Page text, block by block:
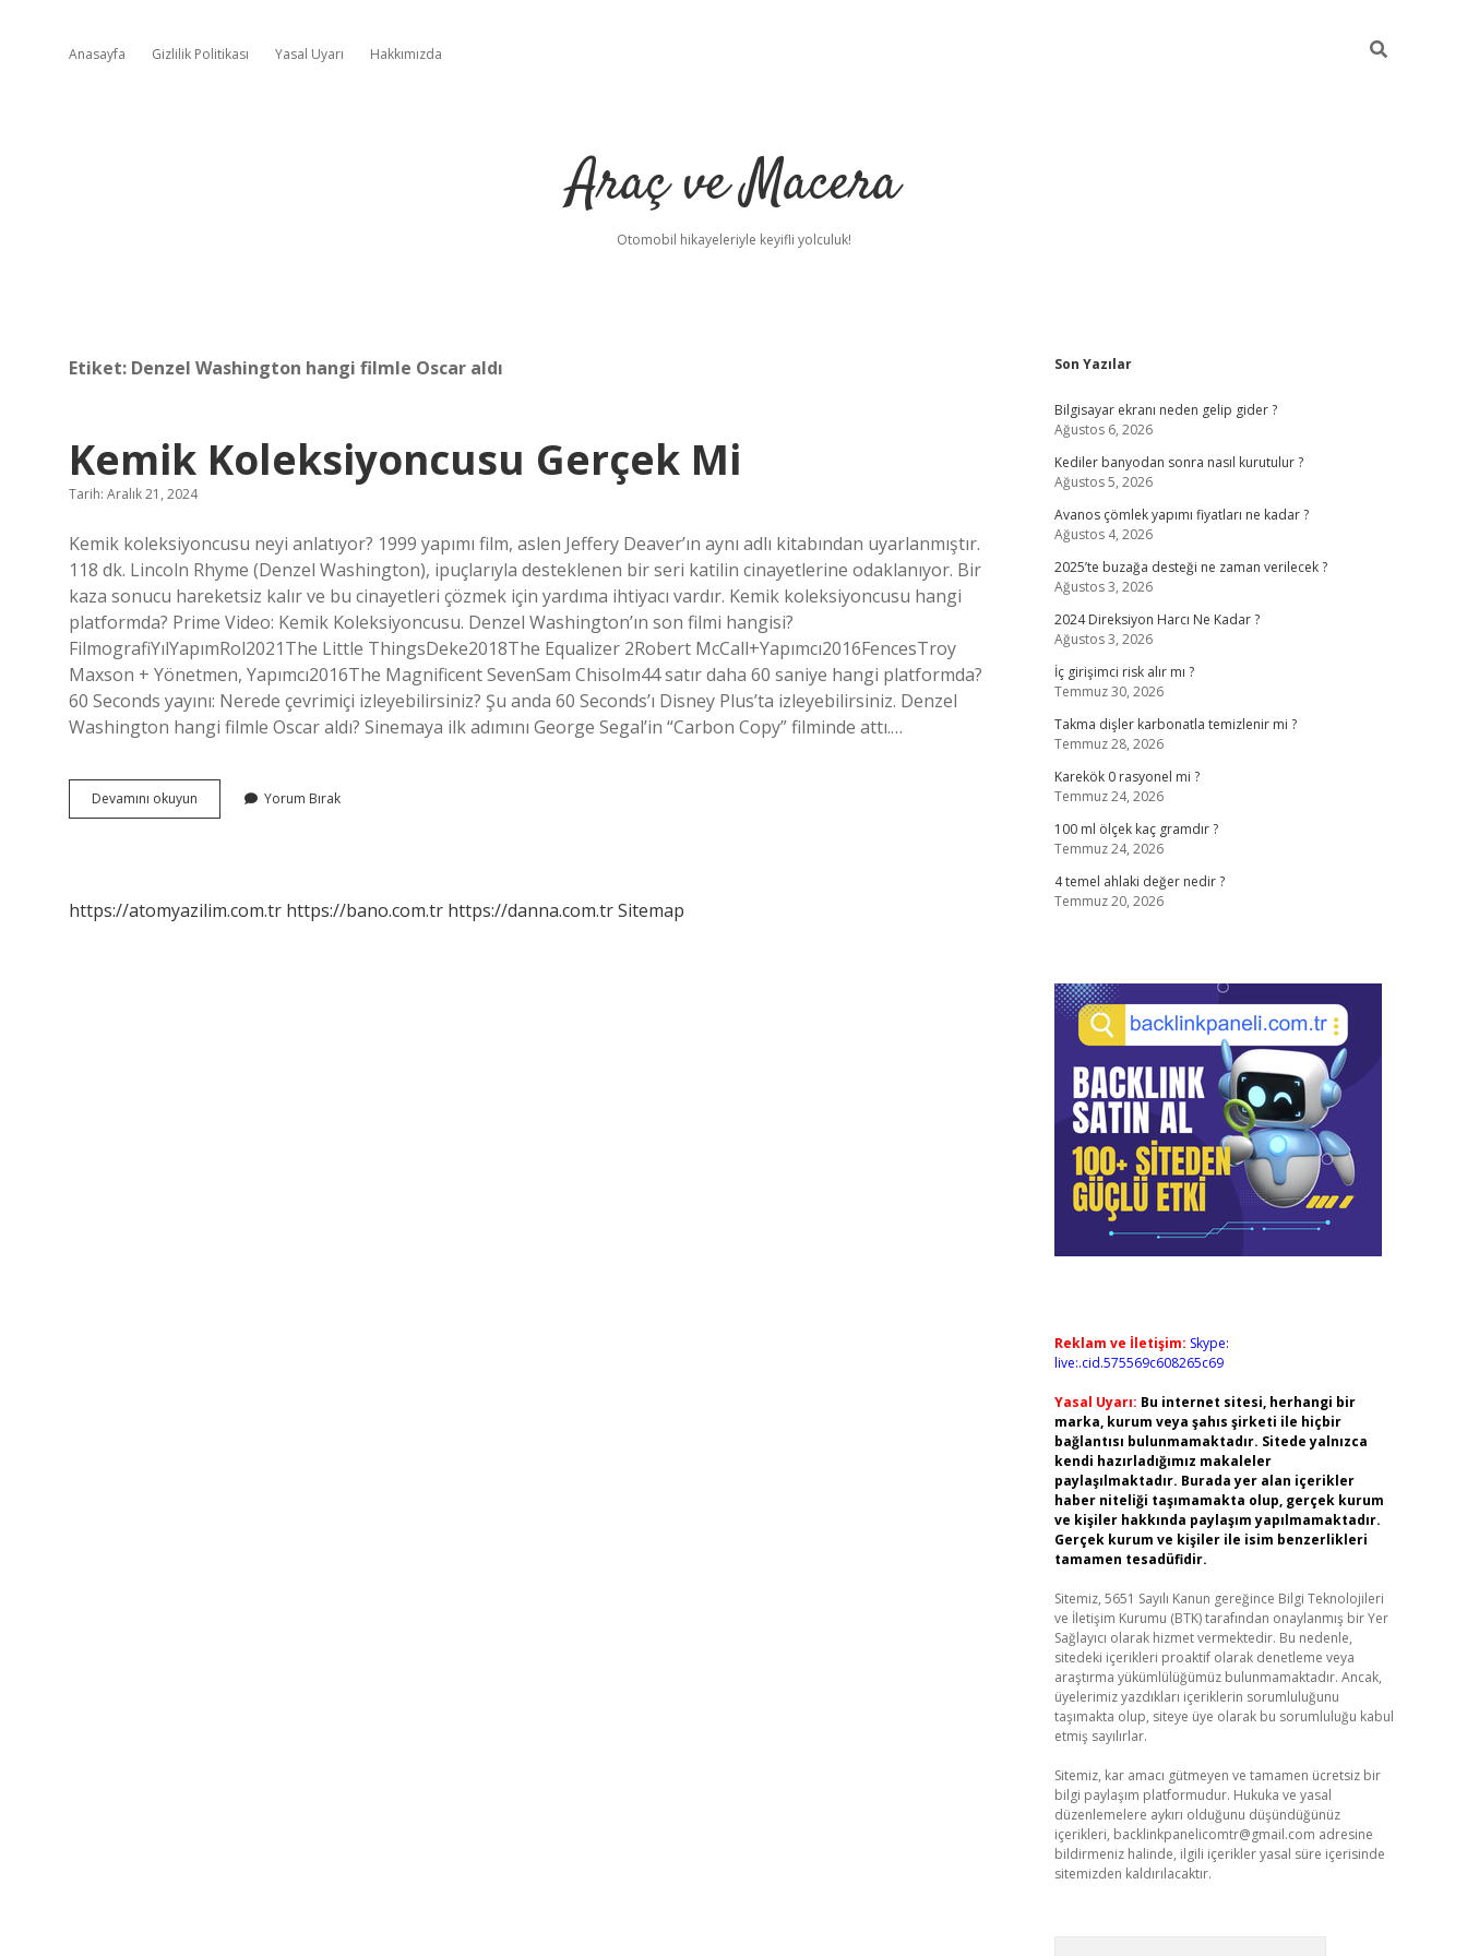
Anasayfa Gizlilik Politikası Yasal Uyarı Hakkımızda
Araç ve Macera
Otomobil hikayeleriyle keyifli yolculuk!
Etiket: Denzel Washington hangi filmle Oscar aldı
Kemik Koleksiyoncusu Gerçek Mi
Tarih: Aralık 21, 2024
Kemik koleksiyoncusu neyi anlatıyor? 1999 yapımı film, aslen Jeffery Deaver’ın aynı adlı kitabından uyarlanmıştır.
118 dk. Lincoln Rhyme (Denzel Washington), ipuçlarıyla desteklenen bir seri katilin cinayetlerine odaklanıyor. Bir
kaza sonucu hareketsiz kalır ve bu cinayetleri çözmek için yardıma ihtiyacı vardır. Kemik koleksiyoncusu hangi
platformda? Prime Video: Kemik Koleksiyoncusu. Denzel Washington’ın son filmi hangisi?
FilmografiYılYapımRol2021The Little ThingsDeke2018The Equalizer 2Robert McCall+Yapımcı2016FencesTroy
Maxson + Yönetmen, Yapımcı2016The Magnificent SevenSam Chisolm44 satır daha 60 saniye hangi platformda?
60 Seconds yayını: Nerede çevrimiçi izleyebilirsiniz? Şu anda 60 Seconds’ı Disney Plus’ta izleyebilirsiniz. Denzel
Washington hangi filmle Oscar aldı? Sinemaya ilk adımını George Segal’in “Carbon Copy” filminde attı.…
Devamını okuyun
Koleksiyoncusu
Yorum Bırak
https://atomyazilim.com.tr https://bano.com.tr https://danna.com.trSitemap
Sidebar
Son Yazılar
Bilgisayar ekranı neden gelip gider ?
Ağustos 6, 2026
Kediler banyodan sonra nasıl kurutulur ?
Ağustos 5, 2026
Avanos çömlek yapımı fiyatları ne kadar ?
Ağustos 4, 2026
2025’te buzağa desteği ne zaman verilecek ?
Ağustos 3, 2026
2024 Direksiyon Harcı Ne Kadar ?
Ağustos 3, 2026
İç girişimci risk alır mı ?
Temmuz 30, 2026
Takma dişler karbonatla temizlenir mi ?
Temmuz 28, 2026
Karekök 0 rasyonel mi ?
Temmuz 24, 2026
100 ml ölçek kaç gramdır ?
Temmuz 24, 2026
4 temel ahlaki değer nedir ?
Temmuz 20, 2026
Reklam ve İletişim: Skype:
live:.cid.575569c608265c69
Yasal Uyarı: Bu internet sitesi, herhangi bir
marka, kurum veya şahıs şirketi ile hiçbir
bağlantısı bulunmamaktadır. Sitede yalnızca
kendi hazırladığımız makaleler
paylaşılmaktadır. Burada yer alan içerikler
haber niteliği taşımamakta olup, gerçek kurum
ve kişiler hakkında paylaşım yapılmamaktadır.
Gerçek kurum ve kişiler ile isim benzerlikleri
tamamen tesadüfidir.
Sitemiz, 5651 Sayılı Kanun gereğince Bilgi Teknolojileri
ve İletişim Kurumu (BTK) tarafından onaylanmış bir Yer
Sağlayıcı olarak hizmet vermektedir. Bu nedenle,
sitedeki içerikleri proaktif olarak denetleme veya
araştırma yükümlülüğümüz bulunmamaktadır. Ancak,
üyelerimiz yazdıkları içeriklerin sorumluluğunu
taşımakta olup, siteye üye olarak bu sorumluluğu kabul
etmiş sayılırlar.
Sitemiz, kar amacı gütmeyen ve tamamen ücretsiz bir
bilgi paylaşım platformudur. Hukuka ve yasal
düzenlemelere aykırı olduğunu düşündüğünüz
içerikleri, backlinkpanelicomtr@gmail.com adresine
bildirmeniz halinde, ilgili içerikler yasal süre içerisinde
sitemizden kaldırılacaktır.